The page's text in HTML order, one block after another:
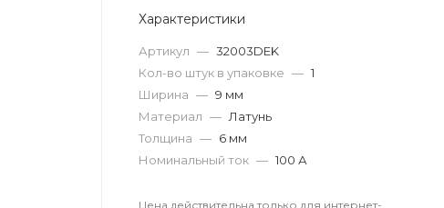
Характеристики
Артикул — 32003DEK
Кол-во штук в упаковке — 1
Ширина — 9 мм
Материал — Латунь
Толщина — 6 мм
Номинальный ток — 100 А
Цена действительна только для интернет-